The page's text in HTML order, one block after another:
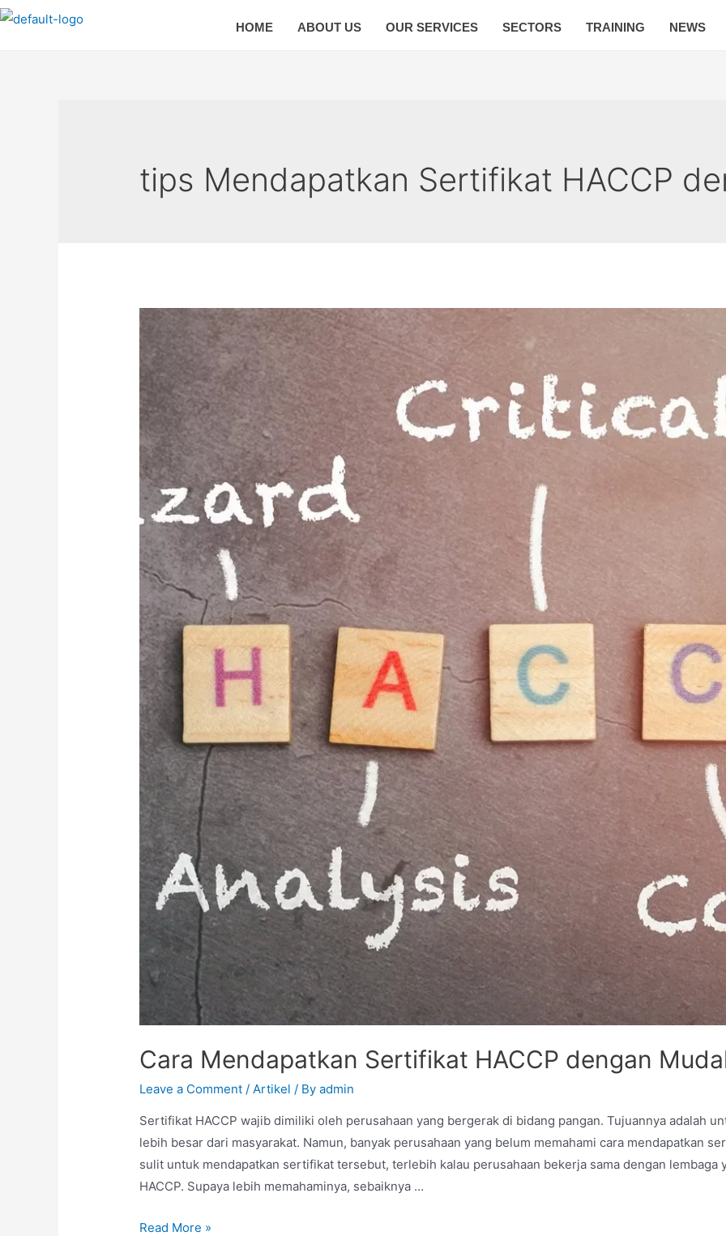
HOME ABOUT US OUR SERVICES SECTORS TRAINING NEWS
tips Mendapatkan Sertifikat HACCP
Cara Mendapatkan Sertifikat HACCP dengan
Leave a Comment / Artikel / Byadmin
Sertifikat HACCP wajib dimiliki oleh perusahaan yang bergerak di bidang pangan. Tujuannya adalah
lebih besar dari masyarakat. Namun, banyak perusahaan yang belum memahami cara mendapatkan
sulit untuk mendapatkan sertifikat tersebut, terlebih kalau perusahaan bekerja sama dengan lembaga
HACCP. Supaya lebih memahaminya, sebaiknya …
Read More »